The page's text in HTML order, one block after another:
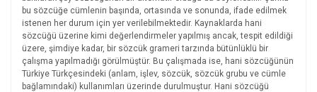
bu sözcüğe cümlenin başında, ortasında ve sonunda, ifade edilmek
istenen her durum için yer verilebilmektedir. Kaynaklarda hani
sözcüğü üzerine kimi değerlendirmeler yapılmış ancak, tespit edildiği
üzere, şimdiye kadar, bir sözcük grameri tarzında bütünlüklü bir
çalışma yapılmadığı görülmüştür. Bu çalışmada ise, hani sözcüğünün
Türkiye Türkçesindeki (anlam, işlev, sözcük, sözcük grubu ve cümle
bağlamındaki) kullanımları üzerinde durulmuştur. Hani sözcüğü